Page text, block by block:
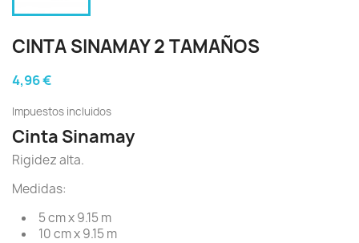
CINTA SINAMAY 2 TAMAÑOS
4,96 €
Impuestos incluidos
Cinta Sinamay
Rigidez alta.
Medidas:
5 cm x 9.15 m
10 cm x 9.15 m